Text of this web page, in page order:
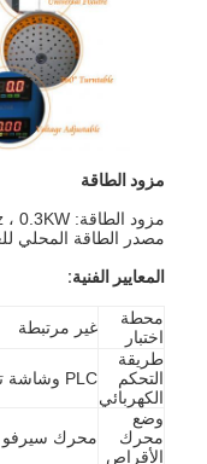
المنزل
المنتجات
فيديوهات
مزود الطاقة
مصدر الطاقة المحلي
المعايير الفنية:
محطة
اختبار
غير مرتبطة
طريقة
التحكم
الكهربائي
PLC وشاشة تعمل باللمس مقاس 7 بوصات
وضع
محرك
الأقراص
محرك سيرفو